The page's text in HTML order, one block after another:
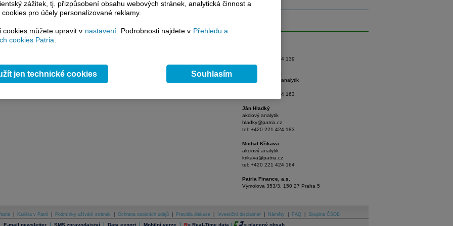
tel: +420 221 424 139
seniorní akciový analytik
tel: +420 221 424 163
Ján Hladký
akciový analytik
hladky@patria.cz
tel: +420 221 424 183
Michal Křikava
akciový analytik
krikava@patria.cz
tel: +420 221 424 164
Patria Finance, a.s.
Výmolova 353/3, 150 27 Praha 5
Kariéra v Patrii Podmínky užívání stránek Ochrana osobních údajů Pravidla diskuse Investiční disclaimer Náměty FAQ Skupina ČSOB
E-mail newsletter | SMS zpravodajství | Data export | Mobilní verze | R= Real-Time data | = placený obsah
zážitek, tj. přizpůsobení obsahu webových stránek, analytická činnost a
pro účely personalizované reklamy.
cookies můžete upravit v nastavení . Podrobnosti najdete v Přehledu a
cookies Patria
jen technické cookies Souhlasím